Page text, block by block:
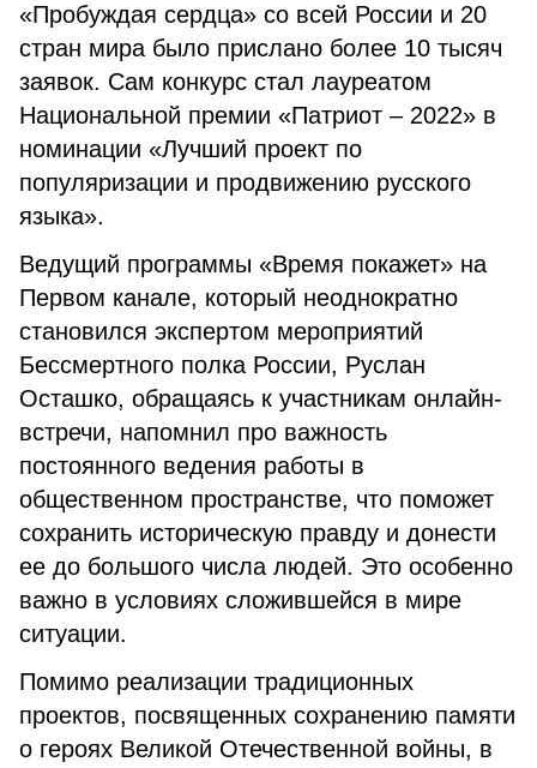
«Пробуждая сердца» со всей России и 20
стран мира было прислано более 10 тысяч
заявок. Сам конкурс стал лауреатом
Национальной премии «Патриот – 2022» в
номинации «Лучший проект по
популяризации и продвижению русского
языка».
Ведущий программы «Время покажет» на
Первом канале, который неоднократно
становился экспертом мероприятий
Бессмертного полка России, Руслан
Осташко, обращаясь к участникам онлайн-
встречи, напомнил про важность
постоянного ведения работы в
общественном пространстве, что поможет
сохранить историческую правду и донести
ее до большого числа людей. Это особенно
важно в условиях сложившейся в мире
ситуации.
Помимо реализации традиционных
проектов, посвященных сохранению памяти
о героях Великой Отечественной войны, в